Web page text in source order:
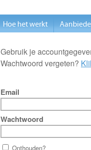
Gebruik je
Wachtwoord vergeten?
Email
Wachtwoord
Onthouden?
Hoe het werkt